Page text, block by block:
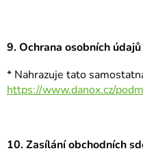
9. Ochrana osobních údajů
* Nahrazuje tato
https://www.danox.cz/
10. Zasílání obchodních